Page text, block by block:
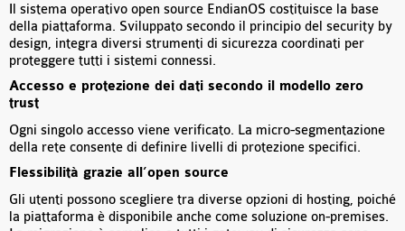
Il sistema operativo open source EndianOS costituisce la base
della piattaforma. Sviluppato secondo il principio del security by
design, integra diversi strumenti di sicurezza coordinati per
proteggere tutti i sistemi connessi.
Accesso e protezione dei dati secondo il modello zero
trust
Ogni singolo accesso viene verificato. La micro-segmentazione
della rete consente di definire livelli di protezione specifici.
Flessibilità grazie all’open source
Gli utenti possono scegliere tra diverse opzioni di hosting, poiché
la piattaforma è disponibile anche come soluzione on-premises.